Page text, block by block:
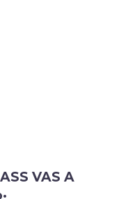
VAS A